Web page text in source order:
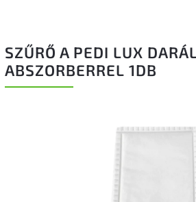
SZŰRŐ A PEDI LUX
ABSZORBERREL 1DB